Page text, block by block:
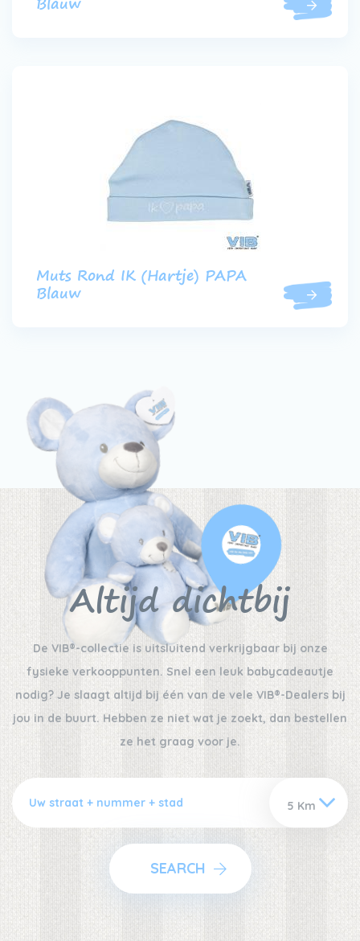
Blauw
Muts Rond IK (Hartje) PAPA
Blauw
Altijd dichtbij
De VIB®-collectie is uitsluitend verkrijgbaar bij onze
fysieke verkooppunten. Snel een leuk babycadeautje
nodig? Je slaagt altijd bij één van de vele VIB®-Dealers bij
jou in de buurt. Hebben ze niet wat je zoekt, dan bestellen
ze het graag voor je.
SEARCH